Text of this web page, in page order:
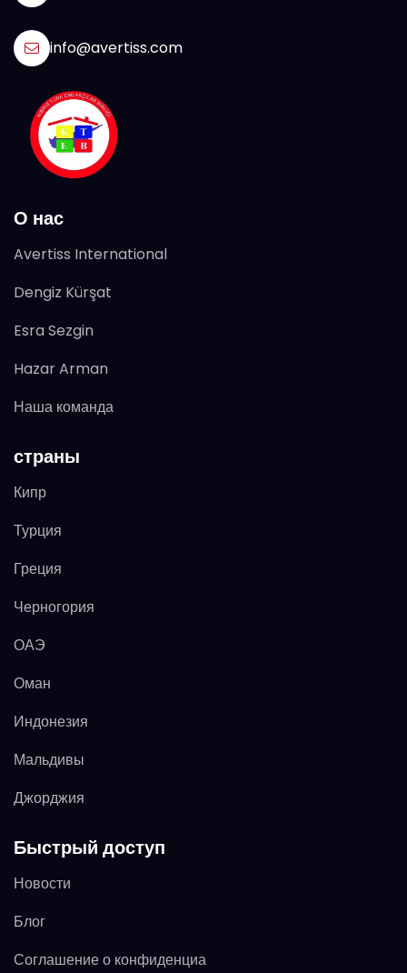
info@avertiss.com
О нас
Avertiss International
Dengiz Kürşat
Esra Sezgin
Hazar Arman
Наша команда
страны
Кипр
Турция
Греция
Черногория
ОАЭ
Оман
Индонезия
Мальдивы
Джорджия
Быстрый доступ
Новости
Блог
Соглашение о конфиденциа